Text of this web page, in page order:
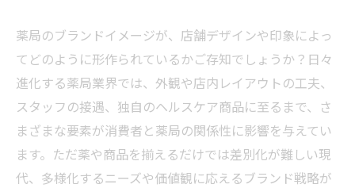
薬局のブランドイメージが、店舗デザインや印象によっ
てどのように形作られているかご存知でしょうか？日々
進化する薬局業界では、外観や店内レイアウトの工夫、
スタッフの接遇、独自のヘルスケア商品に至るまで、さ
まざまな要素が消費者と薬局の関係性に影響を与えてい
ます。ただ薬や商品を揃えるだけでは差別化が難しい現
代、多様化するニーズや価値観に応えるブランド戦略が